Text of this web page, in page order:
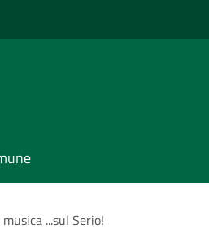
...sul Serio!